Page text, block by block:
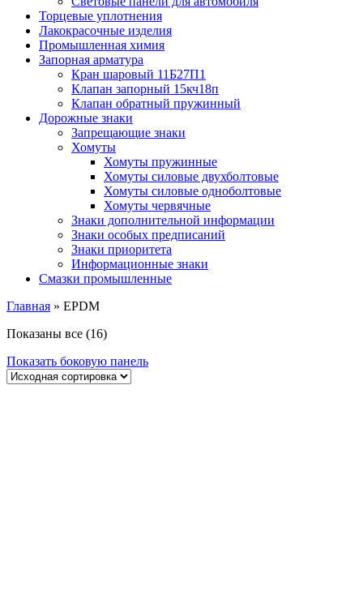
Торцевые уплотнения
Лакокрасочные изделия
Промышленная химия
Запорная арматура
Кран шаровый 11Б27П1
Клапан запорный 15кч18п
Клапан обратный пружинный
Дорожные знаки
Запрещающие знаки
Хомуты
Хомуты пружинные
Хомуты силовые двухболтовые
Хомуты силовые одноболтовые
Хомуты червячные
Знаки дополнительной информации
Знаки особых предписаний
Знаки приоритета
Информационные знаки
Смазки промышленные
Главная » EPDM
Показаны все (16)
Показать боковую панель